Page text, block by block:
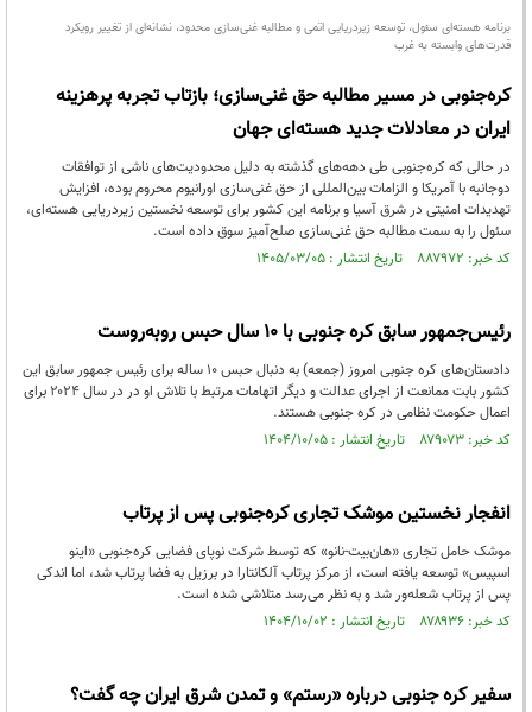
برنامه هسته‌ای سئول، توسعه زیردریایی اتمی و مطالبه غنی‌سازی محدود، نشانه‌ای از تغییر رویکرد
قدرت‌های وابسته به غرب
کره‌جنوبی در مسیر مطالبه حق غنی‌سازی؛ بازتاب تجربه پرهزینه
ایران در معادلات جدید هسته‌ای جهان
در حالی که کره‌جنوبی طی دهه‌های گذشته به دلیل محدودیت‌های ناشی از توافقات
دوجانبه با آمریکا و الزامات بین‌المللی از حق غنی‌سازی اورانیوم محروم بوده، افزایش
تهدیدات امنیتی در شرق آسیا و برنامه این کشور برای توسعه نخستین زیردریایی هسته‌ای،
سئول را به سمت مطالبه حق غنی‌سازی صلح‌آمیز سوق داده است.
کد خبر: ۸۸۷۹۷۲ تاریخ انتشار : ۱۴۰۵/۰۳/۰۵
رئیس‌جمهور سابق کره جنوبی با ۱۰ سال حبس روبه‌روست
دادستان‌های کره جنوبی امروز (جمعه) به دنبال حبس ۱۰ ساله برای رئیس جمهور سابق این
کشور بابت ممانعت از اجرای عدالت و دیگر اتهامات مرتبط با تلاش او در در سال ۲۰۲۴ برای
اعمال حکومت نظامی در کره جنوبی هستند.
کد خبر: ۸۷۹۰۷۳ تاریخ انتشار : ۱۴۰۴/۱۰/۰۵
انفجار نخستین موشک تجاری کره‌جنوبی پس از پرتاب
موشک حامل تجاری «هان‌بیت-نانو» که توسط شرکت نوپای فضایی کره‌جنوبی «اینو
اسپیس» توسعه یافته است، از مرکز پرتاب آلکانتارا در برزیل به فضا پرتاب شد، اما اندکی
پس از پرتاب شعله‌ور شد و به نظر می‌رسد متلاشی شده است.
کد خبر: ۸۷۸۹۳۶ تاریخ انتشار : ۱۴۰۴/۱۰/۰۲
سفیر کره جنوبی درباره «رستم» و تمدن شرق ایران چه گفت؟